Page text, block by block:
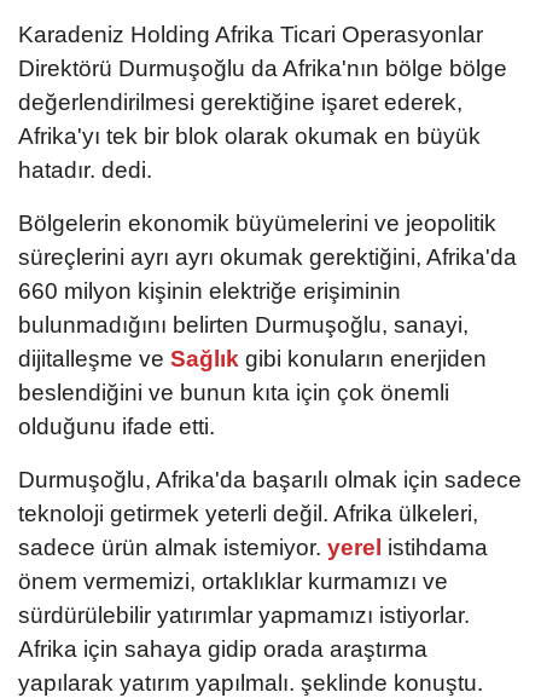
Karadeniz Holding Afrika Ticari Operasyonlar
Direktörü Durmuşoğlu da Afrika'nın bölge bölge
değerlendirilmesi gerektiğine işaret ederek,
Afrika'yı tek bir blok olarak okumak en büyük
hatadır. dedi.
Bölgelerin ekonomik büyümelerini ve jeopolitik
süreçlerini ayrı ayrı okumak gerektiğini, Afrika'da
660 milyon kişinin elektriğe erişiminin
bulunmadığını belirten Durmuşoğlu, sanayi,
dijitalleşme ve Sağlık gibi konuların enerjiden
beslendiğini ve bunun kıta için çok önemli
olduğunu ifade etti.
Durmuşoğlu, Afrika'da başarılı olmak için sadece
teknoloji getirmek yeterli değil. Afrika ülkeleri,
sadece ürün almak istemiyor. yerel istihdama
önem vermemizi, ortaklıklar kurmamızı ve
sürdürülebilir yatırımlar yapmamızı istiyorlar.
Afrika için sahaya gidip orada araştırma
yapılarak yatırım yapılmalı. şeklinde konuştu.